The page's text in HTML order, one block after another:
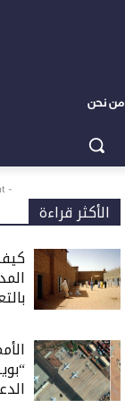
من نحن
- Advertisment -
الأكثر قراءة